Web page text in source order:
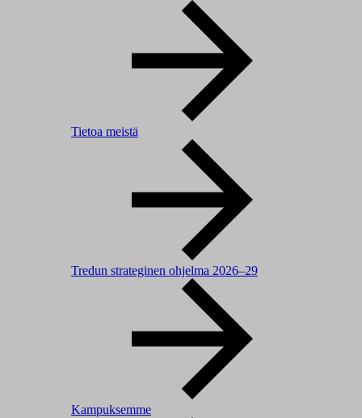
Tietoa meistä
Tredun strateginen ohjelma 2026–29
Kampuksemme